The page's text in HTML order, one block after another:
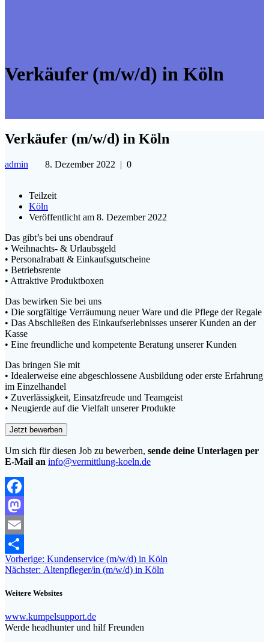
Verkäufer (m/w/d) in Köln
Verkäufer (m/w/d) in Köln
admin 8. Dezember 2022 | 0
Teilzeit
Köln
Veröffentlicht am 8. Dezember 2022
Das gibt’s bei uns obendrauf
• Weihnachts- & Urlaubsgeld
• Personalrabatt & Einkaufsgutscheine
• Betriebsrente
• Attraktive Produktboxen
Das bewirken Sie bei uns
• Die sorgfältige Verräumung neuer Ware und die Pflege der Regale
• Das Abschließen des Einkaufserlebnisses unserer Kunden an der
Kasse
• Eine freundliche und kompetente Beratung unserer Kunden
Das bringen Sie mit
• Idealerweise eine abgeschlossene Ausbildung oder erste Erfahrung
im Einzelhandel
• Zuverlässigkeit, Einsatzfreude und Teamgeist
• Neugierde auf die Vielfalt unserer Produkte
Um sich für diesen Job zu bewerben, sende deine Unterlagen per
E-Mail an info@vermittlung-koeln.de
Facebook
Mastodon
Email
Teilen
Beitragsnavigation
Vorherige: Vorheriger
Beitrag:
Kundenservice (m/w/d) in Köln
Nächster: Nächster
Altenpfleger/in (m/w/d) in Köln
Weitere Websites
www.kumpelsupport.de
Werde headhunter und hilf Freunden